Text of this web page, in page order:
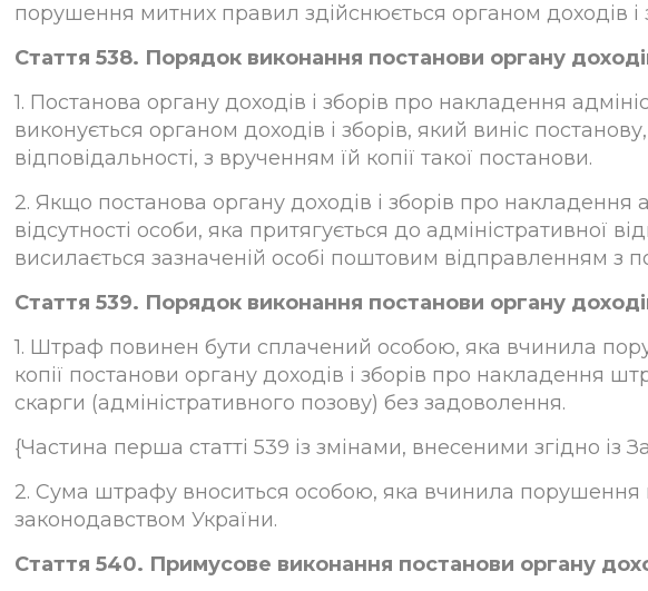
порушення митних правил здійснюється органом доходів і
Стаття 538. Порядок виконання постанови органу
1. Постанова органу доходів і зборів про накладення
виконується органом доходів і зборів, який виніс
відповідальності, з врученням їй копії такої постанови.
2. Якщо постанова органу доходів і зборів про
відсутності особи, яка притягується до адміністративної
висилається зазначеній особі поштовим відправленням з
Стаття 539. Порядок виконання постанови органу
1. Штраф повинен бути сплачений особою, яка вчинила
копії постанови органу доходів і зборів про накладення
скарги (адміністративного позову) без задоволення.
{Частина перша статті 539 із змінами, внесеними згідно із
2. Сума штрафу вноситься особою, яка вчинила
законодавством України.
Стаття 540. Примусове виконання постанови органу